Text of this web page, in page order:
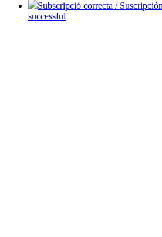
Subscripció correcta /
successful